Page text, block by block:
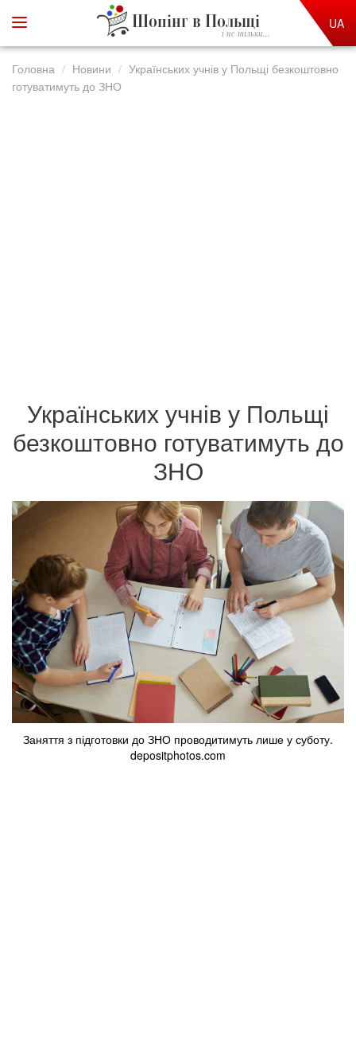
Шопінг в Польщі
і не тільки...
UA
Головна Новини
Українських учнів у Польщі безкоштовно
готуватимуть до ЗНО
Українських учнів у Польщі
безкоштовно готуватимуть до
ЗНО
Заняття з підготовки до ЗНО проводитимуть лише у суботу.
depositphotos.com